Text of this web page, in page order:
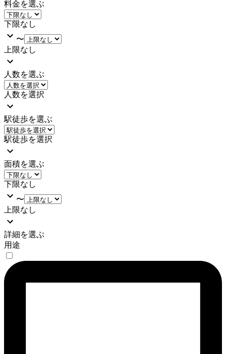
料金を選ぶ
下限なし
〜
上限なし
人数を選ぶ
人数を選択
駅徒歩を選ぶ
駅徒歩を選択
面積を選ぶ
下限なし
〜
上限なし
詳細を選ぶ
用途